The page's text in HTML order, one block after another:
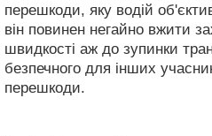
перешкоди, яку водій
він повинен негайно вжити
швидкості аж до зупинки
безпечного для інших
перешкоди.